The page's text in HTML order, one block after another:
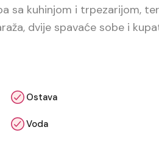
sa kuhinjom i trpezarijom,
dvije spavaće sobe i
Ostava
Voda